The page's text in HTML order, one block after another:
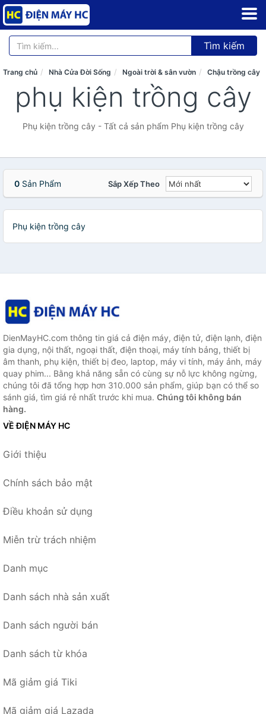
Tìm kiếm
Trang chủ Nhà Cửa Đời Sống Ngoài trời & sân vườn Chậu trồng cây
phụ kiện trồng cây
Phụ kiện trồng cây - Tất cả sản phẩm Phụ kiện trồng cây
0 Sản Phẩm Sắp Xếp Theo
Phụ kiện trồng cây
DienMayHC.com thông tin giá cả điện máy, điện tử, điện lạnh, điện
gia dụng, nội thất, ngoại thất, điện thoại, máy tính bảng, thiết bị
âm thanh, phụ kiện, thiết bị đeo, laptop, máy vi tính, máy ảnh, máy
quay phim... Bằng khả năng sẵn có cùng sự nỗ lực không ngừng,
chúng tôi đã tổng hợp hơn 310.000 sản phẩm, giúp bạn có thể so
sánh giá, tìm giá rẻ nhất trước khi mua. Chúng tôi không bán
hàng.
VỀ ĐIỆN MÁY HC
Giới thiệu
Chính sách bảo mật
Điều khoản sử dụng
Miễn trừ trách nhiệm
Danh mục
Danh sách nhà sản xuất
Danh sách người bán
Danh sách từ khóa
Mã giảm giá Tiki
Mã giảm giá Lazada